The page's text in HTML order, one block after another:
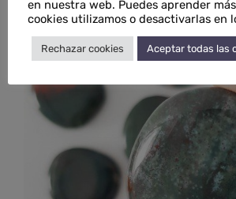
en nuestra web. Puedes aprender
cookies utilizamos o desactivarlas en
Rechazar cookies Aceptar todas las